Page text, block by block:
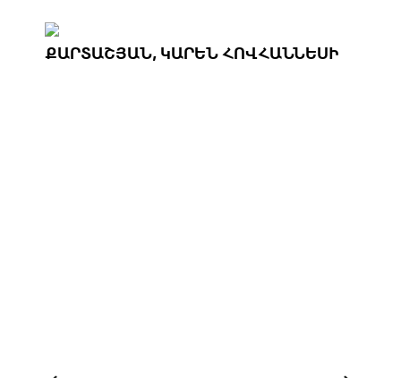
ՔԱՐՏԱՇՅԱՆ, ԿԱՐԵՆ ՀՈՎՀԱՆՆԵՍԻ